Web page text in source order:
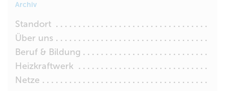
Archiv
Standort
Über uns
Beruf & Bildung
Heizkraftwerk
Netze